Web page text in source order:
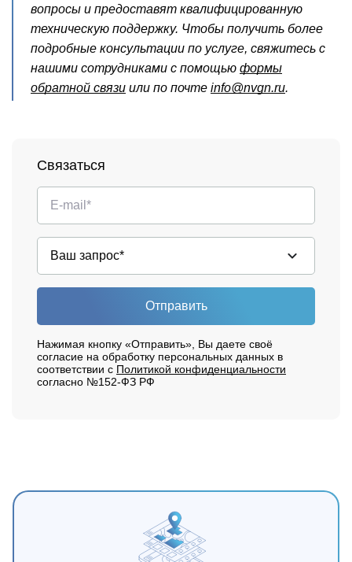
вопросы и предоставят квалифицированную
техническую поддержку. Чтобы получить более
подробные консультации по услуге, свяжитесь с
нашими сотрудниками с помощью формы
обратной связи или по почте info@nvgn.ru.
Связаться
Отправить
Нажимая кнопку «Отправить», Вы даете своё
согласие на обработку персональных данных в
соответствии с Политикой конфиденциальности
согласно №152-ФЗ РФ